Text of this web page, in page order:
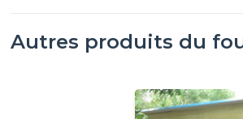
Autres produits du